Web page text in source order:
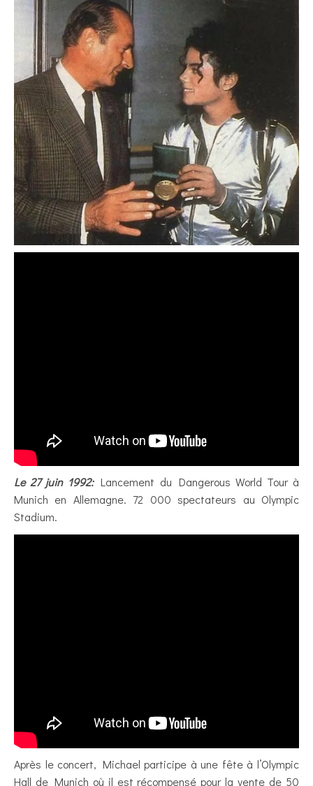
Le 27 juin 1992:Lancement du Dangerous World Tour à
Munich en Allemagne. 72 000 spectateurs au Olympic
Stadium.
Après le concert, Michael participe à une fête à l’Olympic
Hall de Munich où il est récompensé pour la vente de 50